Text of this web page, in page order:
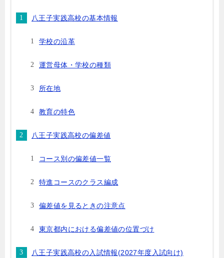
八王子実践高校の基本情報
学校の沿革
運営母体・学校の種類
所在地
教育の特色
八王子実践高校の偏差値
コース別の偏差値一覧
特進コースのクラス編成
偏差値を見るときの注意点
東京都内における偏差値の位置づけ
八王子実践高校の入試情報(2027年度入試向け)